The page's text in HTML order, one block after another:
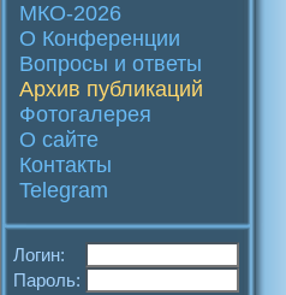
МКО-2026
О Конференции
Вопросы и ответы
Архив публикаций
Фотогалерея
О сайте
Контакты
Telegram
Логин:
Пароль: